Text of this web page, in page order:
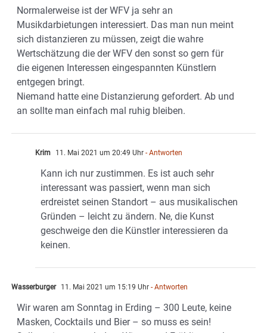
Normalerweise ist der WFV ja sehr an
Musikdarbietungen interessiert. Das man nun meint
sich distanzieren zu müssen, zeigt die wahre
Wertschätzung die der WFV den sonst so gern für
die eigenen Interessen eingespannten Künstlern
entgegen bringt.
Niemand hatte eine Distanzierung gefordert. Ab und
an sollte man einfach mal ruhig bleiben.
Krim 11. Mai 2021 um 20:49 Uhr - Antworten
Kann ich nur zustimmen. Es ist auch sehr
interessant was passiert, wenn man sich
erdreistet seinen Standort – aus musikalischen
Gründen – leicht zu ändern. Ne, die Kunst
geschweige den die Künstler interessieren da
keinen.
Wasserburger 11. Mai 2021 um 15:19 Uhr - Antworten
Wir waren am Sonntag in Erding – 300 Leute, keine
Masken, Cocktails und Bier – so muss es sein!